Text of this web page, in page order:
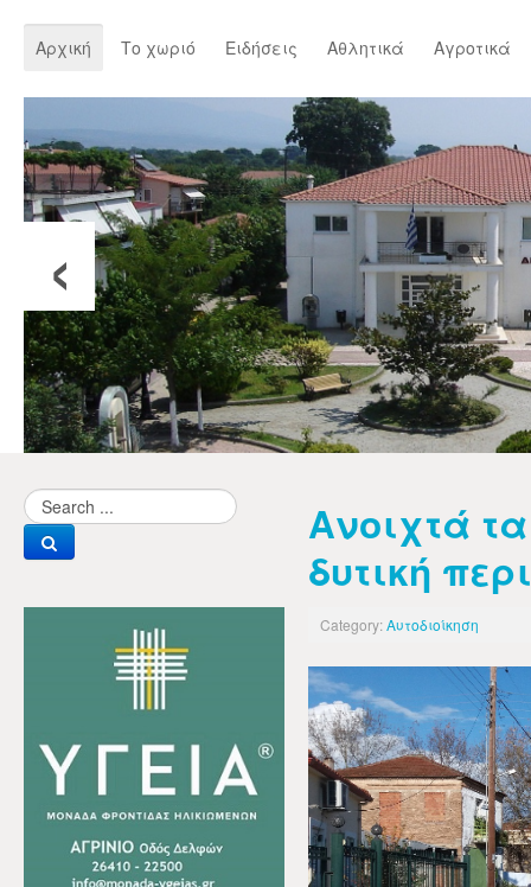
Αρχική Το χωριό Ειδήσεις Αθλητικά Αγροτικά
‹
Ανοιχτά
δυτική
Category:Αυτοδιοίκηση